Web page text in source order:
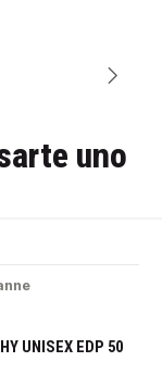
uno
UNISEX EDP 50